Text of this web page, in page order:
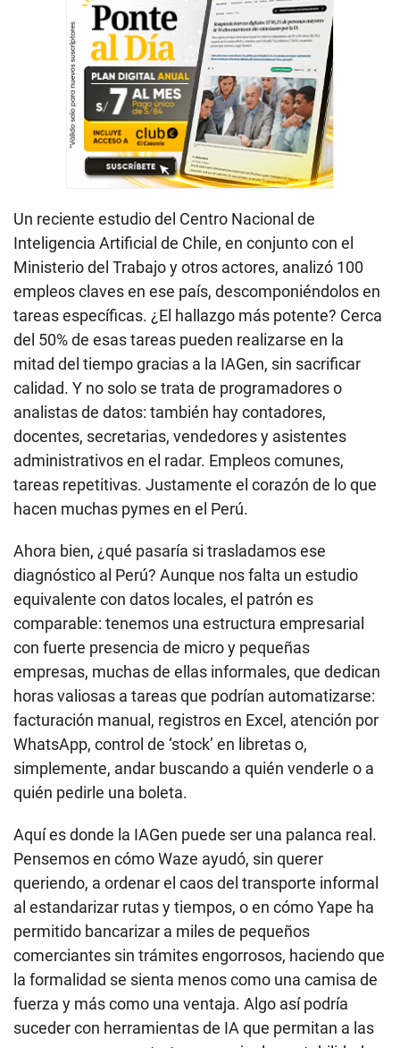
Un reciente estudio del Centro Nacional de
Inteligencia Artificial de Chile, en conjunto con el
Ministerio del Trabajo y otros actores, analizó 100
empleos claves en ese país, descomponiéndolos en
tareas específicas. ¿El hallazgo más potente? Cerca
del 50% de esas tareas pueden realizarse en la
mitad del tiempo gracias a la IAGen, sin sacrificar
calidad. Y no solo se trata de programadores o
analistas de datos: también hay contadores,
docentes, secretarias, vendedores y asistentes
administrativos en el radar. Empleos comunes,
tareas repetitivas. Justamente el corazón de lo que
hacen muchas pymes en el Perú.
Ahora bien, ¿qué pasaría si trasladamos ese
diagnóstico al Perú? Aunque nos falta un estudio
equivalente con datos locales, el patrón es
comparable: tenemos una estructura empresarial
con fuerte presencia de micro y pequeñas
empresas, muchas de ellas informales, que dedican
horas valiosas a tareas que podrían automatizarse:
facturación manual, registros en Excel, atención por
WhatsApp, control de ‘stock’ en libretas o,
simplemente, andar buscando a quién venderle o a
quién pedirle una boleta.
Aquí es donde la IAGen puede ser una palanca real.
Pensemos en cómo Waze ayudó, sin querer
queriendo, a ordenar el caos del transporte informal
al estandarizar rutas y tiempos, o en cómo Yape ha
permitido bancarizar a miles de pequeños
comerciantes sin trámites engorrosos, haciendo que
la formalidad se sienta menos como una camisa de
fuerza y más como una ventaja. Algo así podría
suceder con herramientas de IA que permitan a las